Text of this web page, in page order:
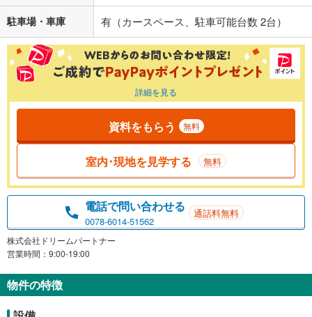
駐車場・車庫 有（カースペース、駐車可能台数 2台）
詳細を見る
資料をもらう 無料
室内･現地を見学する 無料
電話で問い合わせる
0078-6014-51562
通話料無料
株式会社ドリームパートナー
営業時間：9:00-19:00
物件の特徴